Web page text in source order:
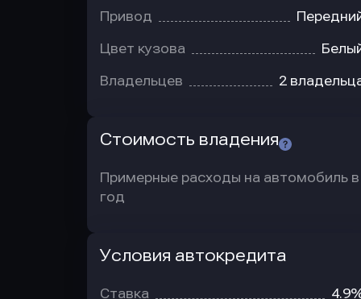
Привод
Цвет кузова
Владельцев 2
Стоимость владения
Примерные расходы на автомобиль в
год
Условия автокредита
Ставка